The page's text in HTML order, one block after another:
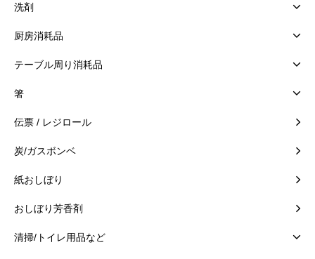
洗剤
厨房消耗品
テーブル周り消耗品
箸
伝票 / レジロール
炭/ガスボンベ
紙おしぼり
おしぼり芳香剤
清掃/トイレ用品など